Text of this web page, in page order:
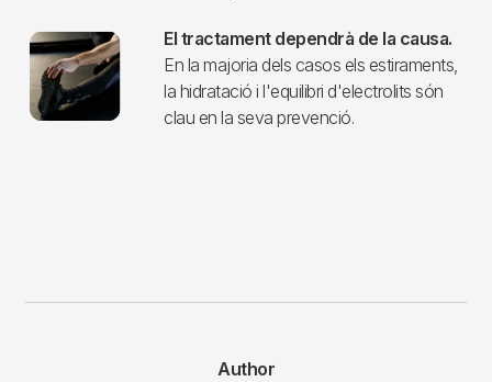
Imagen
El tractament dependrà de la causa.
En la majoria dels casos els estiraments,
la hidratació i l'equilibri d'electrolits són
clau en la seva prevenció.
Author